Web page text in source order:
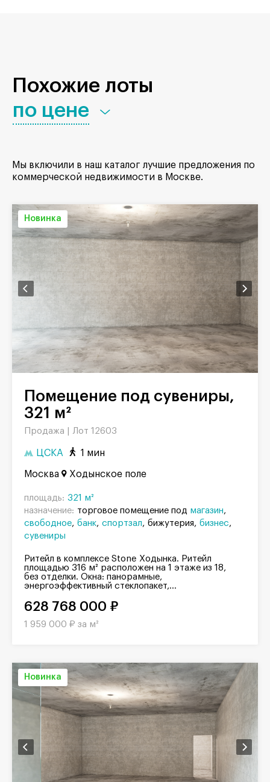
Похожие лоты
по цене
Мы включили в наш каталог лучшие предложения по
коммерческой недвижимости в Москве.
Новинка
Помещение под сувениры,
321 м²
Продажа | Лот 12603
ЦСКА 1 мин
Москва Ходынское поле
площадь: 321 м²
назначение: торговое помещение под магазин
свободное банк спортзал бижутерия
бизнес
сувениры
Ритейл в комплексе Stone Ходынка. Ритейл
площадью 316 м² расположен на 1 этаже из 18,
без отделки. Окна: панорамные,
энергоэффективный стеклопакет,...
628 768 000 ₽
1 959 000 ₽ за м²
Новинка